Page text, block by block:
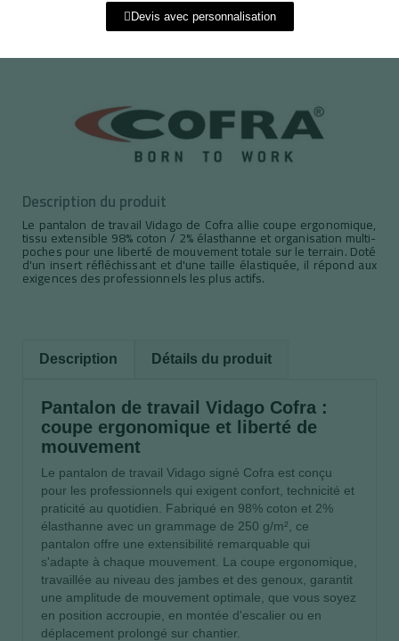
Devis avec personnalisation
Description du produit
Le pantalon de travail Vidago de Cofra allie coupe ergonomique,
tissu extensible 98% coton / 2% élasthanne et organisation multi-
poches pour une liberté de mouvement totale sur le terrain. Doté
d'un insert réfléchissant et d'une taille élastiquée, il répond aux
exigences des professionnels les plus actifs.
Description Détails du produit
Pantalon de travail Vidago Cofra :
coupe ergonomique et liberté de
mouvement
Le pantalon de travail Vidago signé Cofra est conçu
pour les professionnels qui exigent confort, technicité et
praticité au quotidien. Fabriqué en 98% coton et 2%
élasthanne avec un grammage de 250 g/m², ce
pantalon offre une extensibilité remarquable qui
s'adapte à chaque mouvement. La coupe ergonomique,
travaillée au niveau des jambes et des genoux, garantit
une amplitude de mouvement optimale, que vous soyez
en position accroupie, en montée d'escalier ou en
déplacement prolongé sur chantier.